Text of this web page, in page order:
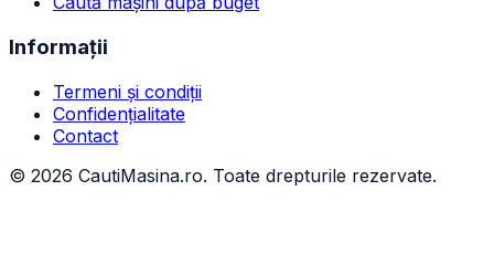
Informații
Termeni și condiții
Confidențialitate
Contact
© 2026 CautiMasina.ro. Toate drepturile rezervate.